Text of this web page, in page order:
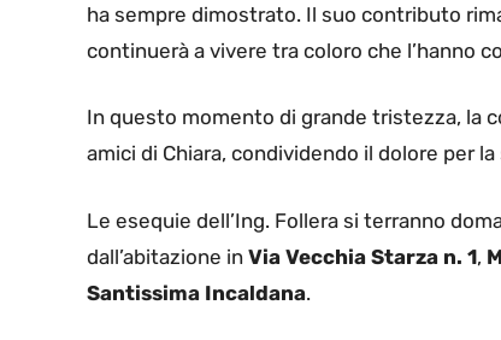
ha sempre dimostrato. Il suo contributo
continuerà a vivere tra coloro che l’hanno
In questo momento di grande tristezza, la
amici di Chiara, condividendo il dolore per
Le esequie dell’Ing. Follera si terranno
dall’abitazione in Via Vecchia Starza n. 1,
Santissima Incaldana.